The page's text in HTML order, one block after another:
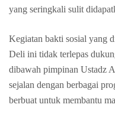
yang seringkali sulit
Kegiatan bakti sosial yang
Deli ini tidak terlepas
dibawah pimpinan Ustadz
sejalan dengan berbagai
berbuat untuk membantu